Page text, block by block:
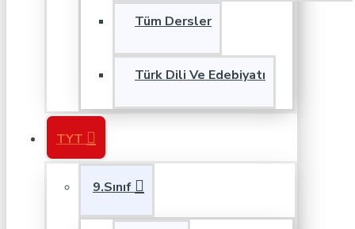
Tüm Dersler
Türk Dili Ve Edebiyatı
TYT
9.Sınıf